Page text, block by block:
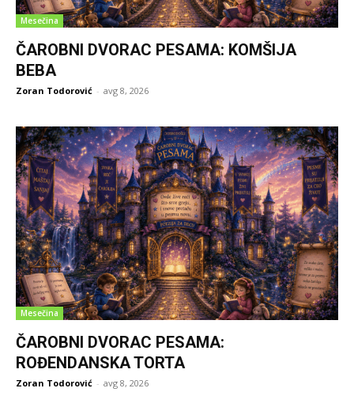
Mesečina
ČAROBNI DVORAC PESAMA: KOMŠIJA
BEBA
Zoran Todorović - avg 8, 2026
Mesečina
ČAROBNI DVORAC PESAMA:
ROĐENDANSKA TORTA
Zoran Todorović - avg 8, 2026